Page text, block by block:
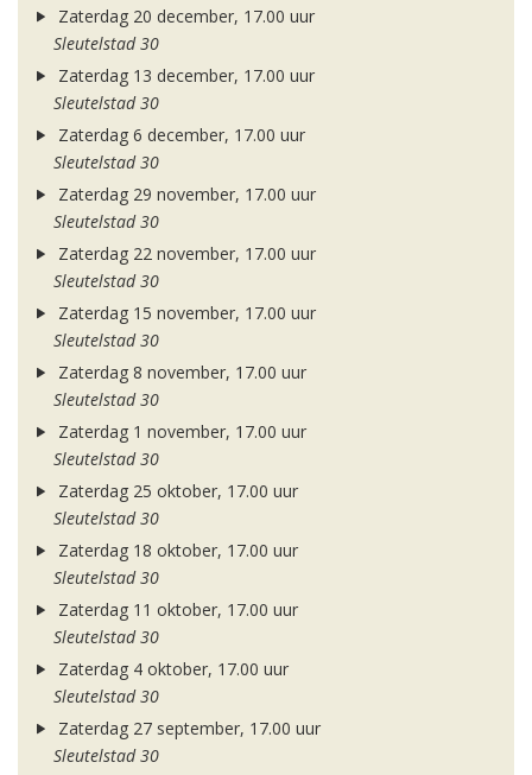
Zaterdag 20 december, 17.00 uur
Sleutelstad 30
Zaterdag 13 december, 17.00 uur
Sleutelstad 30
Zaterdag 6 december, 17.00 uur
Sleutelstad 30
Zaterdag 29 november, 17.00 uur
Sleutelstad 30
Zaterdag 22 november, 17.00 uur
Sleutelstad 30
Zaterdag 15 november, 17.00 uur
Sleutelstad 30
Zaterdag 8 november, 17.00 uur
Sleutelstad 30
Zaterdag 1 november, 17.00 uur
Sleutelstad 30
Zaterdag 25 oktober, 17.00 uur
Sleutelstad 30
Zaterdag 18 oktober, 17.00 uur
Sleutelstad 30
Zaterdag 11 oktober, 17.00 uur
Sleutelstad 30
Zaterdag 4 oktober, 17.00 uur
Sleutelstad 30
Zaterdag 27 september, 17.00 uur
Sleutelstad 30